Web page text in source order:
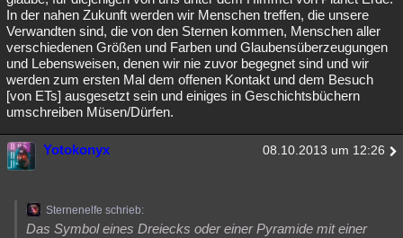
In der nahen Zukunft werden wir Menschen treffen, die unsere
Verwandten sind, die von den Sternen kommen, Menschen aller
verschiedenen Größen und Farben und Glaubensüberzeugungen
und Lebensweisen, denen wir nie zuvor begegnet sind und wir
werden zum ersten Mal dem offenen Kontakt und dem Besuch
[von ETs] ausgesetzt sein und einiges in Geschichtsbüchern
umschreiben Müsen/Dürfen.
Yotokonyx 08.10.2013 um 12:26
Sternenelfe schrieb:
Das Symbol eines Dreiecks oder einer Pyramide mit einer